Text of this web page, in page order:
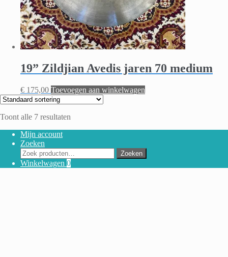
19” Zildjian Avedis jaren 70 medium
€ 175,00 Toevoegen aan winkelwagen
Toont alle 7 resultaten
Mijn account
Zoeken
Zoeken
naar:
Zoeken
Winkelwagen 0